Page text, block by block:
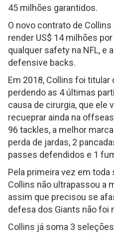
45 milhões garantidos.
O novo contrato de
render US$ 14 milhões
qualquer safety na NFL, e
defensive backs.
Em 2018, Collins foi
perdendo as 4 últimas
causa de cirurgia, que ele
recueprar ainda na
96 tackles, a melhor
perda de jardas, 2
passes defendidos e 1
Pela primeira vez em toda
Collins não ultrapassou a
assim que precisou se
defesa dos Giants não foi
Collins já soma 3